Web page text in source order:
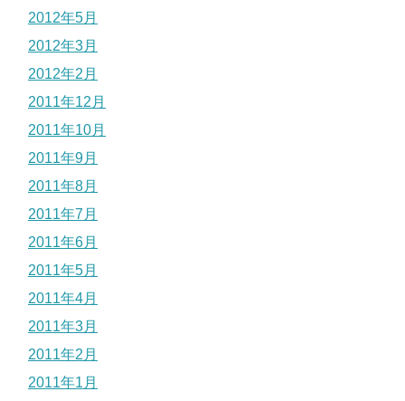
2012年5月
2012年3月
2012年2月
2011年12月
2011年10月
2011年9月
2011年8月
2011年7月
2011年6月
2011年5月
2011年4月
2011年3月
2011年2月
2011年1月